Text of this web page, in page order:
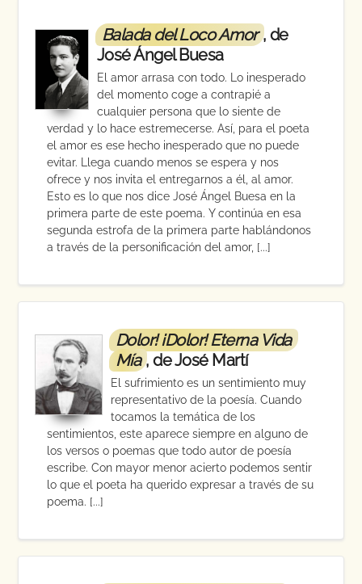
Balada del Loco Amor , de
José Ángel Buesa
El amor arrasa con todo. Lo inesperado
del momento coge a contrapié a
cualquier persona que lo siente de
verdad y lo hace estremecerse. Así, para el poeta
el amor es ese hecho inesperado que no puede
evitar. Llega cuando menos se espera y nos
ofrece y nos invita el entregarnos a él, al amor.
Esto es lo que nos dice José Ángel Buesa en la
primera parte de este poema. Y continúa en esa
segunda estrofa de la primera parte hablándonos
a través de la personificación del amor, [...]
Dolor! ¡Dolor! Eterna Vida
Mía , de José Martí
El sufrimiento es un sentimiento muy
representativo de la poesía. Cuando
tocamos la temática de los
sentimientos, este aparece siempre en alguno de
los versos o poemas que todo autor de poesía
escribe. Con mayor menor acierto podemos sentir
lo que el poeta ha querido expresar a través de su
poema. [...]